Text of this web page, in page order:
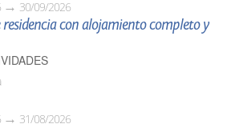
30/09/2026
residencia con alojamiento completo y
31/08/2026